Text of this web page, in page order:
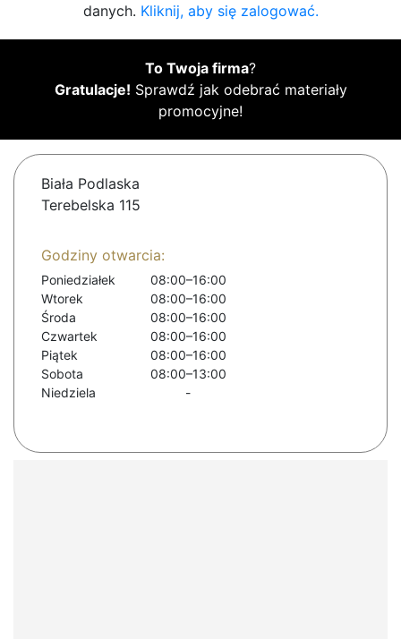
danych. Kliknij, aby się zalogować.
To Twoja firma?
Gratulacje! Sprawdź jak odebrać materiały
promocyjne!
Biała Podlaska
Terebelska 115
Godziny otwarcia:
Poniedziałek
08:00–16:00
Wtorek
08:00–16:00
Środa
08:00–16:00
Czwartek
08:00–16:00
Piątek
08:00–16:00
Sobota
08:00–13:00
Niedziela
-